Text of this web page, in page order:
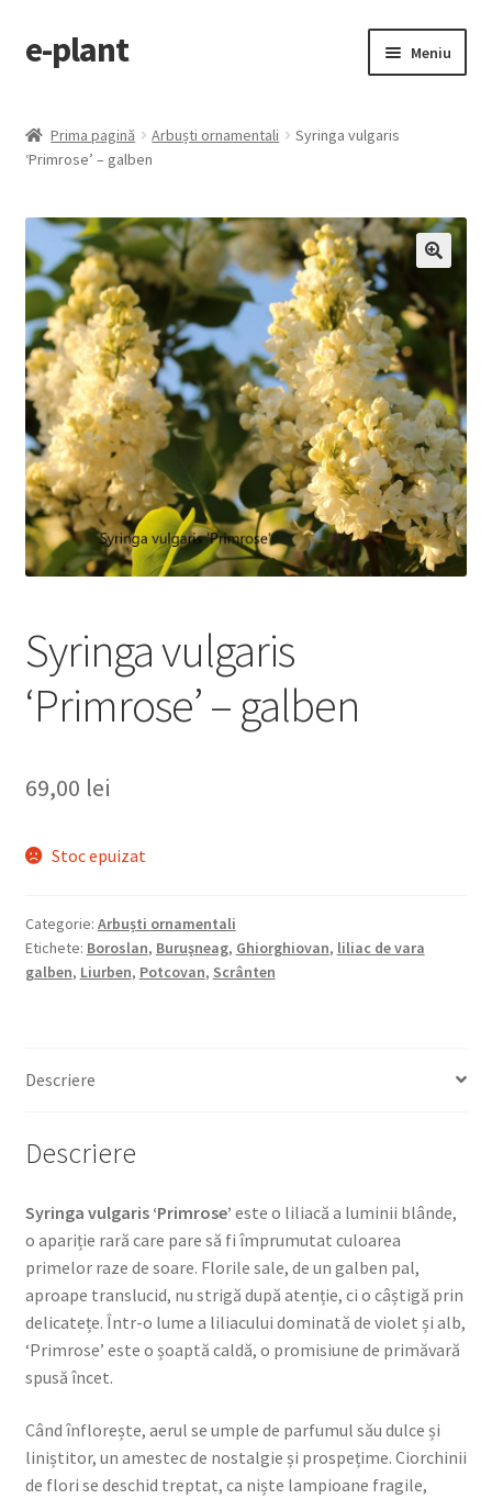
Sari
la
Sari
la
e-plant Meniu
Categorii produse
copil
Contact
Checkout
Prima pagină Arbuști ornamentali
Syringa vulgaris
‘Primrose’ – galben
Syringa vulgaris
‘Primrose’ – galben
69,00 lei
Stoc epuizat
Categorie: Arbuști ornamentali
Etichete: Boroslan, Buruşneag, Ghiorghiovan, liliac de vara
galben, Liurben, Potcovan, Scrânten
Descriere
Descriere
Syringa vulgaris ‘Primrose’ este o liliacă a luminii blânde,
o apariție rară care pare să fi împrumutat culoarea
primelor raze de soare. Florile sale, de un galben pal,
aproape translucid, nu strigă după atenție, ci o câștigă prin
delicatețe. Într-o lume a liliacului dominată de violet și alb,
‘Primrose’ este o șoaptă caldă, o promisiune de primăvară
spusă încet.
Când înflorește, aerul se umple de parfumul său dulce și
liniștitor, un amestec de nostalgie și prospețime. Ciorchinii
de flori se deschid treptat, ca niște lampioane fragile,